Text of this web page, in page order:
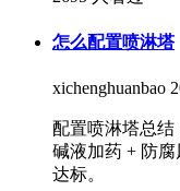
怎么配置喷淋塔
xichenghuanbao
配置喷淋塔总结
碱液加药 + 防
达标。